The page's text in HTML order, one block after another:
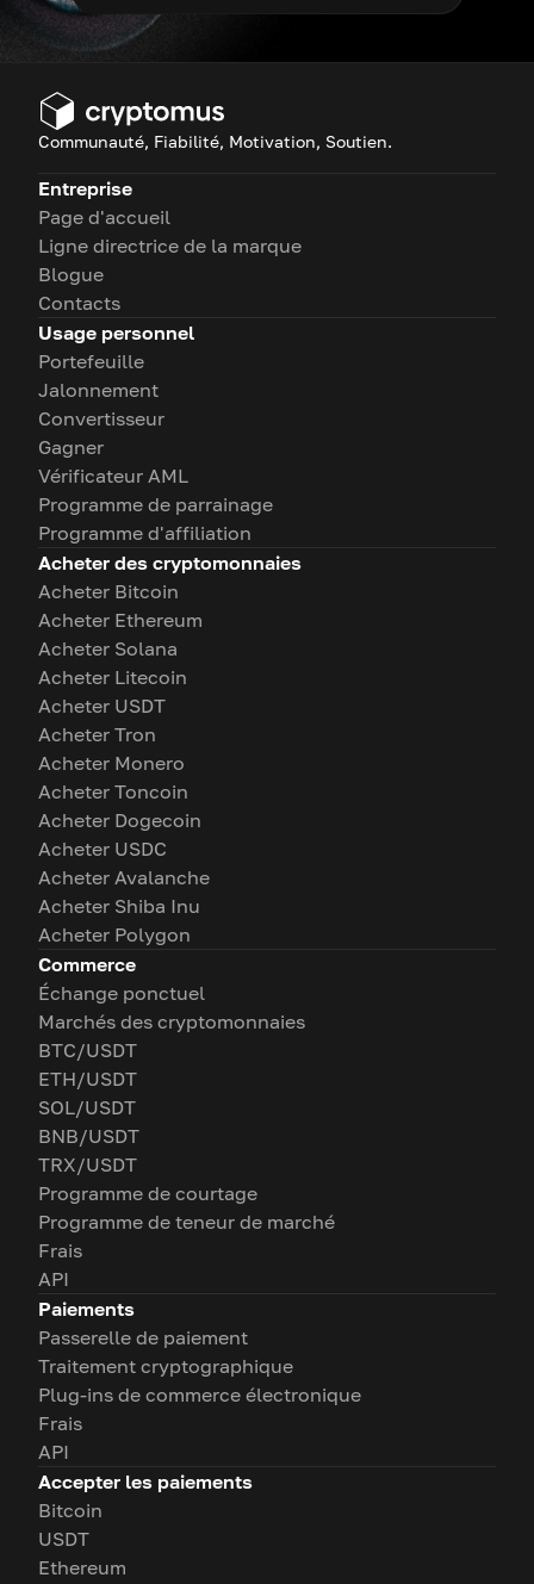
Communauté, Fiabilité, Motivation, Soutien.
Entreprise
Page d'accueil
Ligne directrice de la marque
Blogue
Contacts
Usage personnel
Portefeuille
Jalonnement
Convertisseur
Gagner
Vérificateur AML
Programme de parrainage
Programme d'affiliation
Acheter des cryptomonnaies
Acheter Bitcoin
Acheter Ethereum
Acheter Solana
Acheter Litecoin
Acheter USDT
Acheter Tron
Acheter Monero
Acheter Toncoin
Acheter Dogecoin
Acheter USDC
Acheter Avalanche
Acheter Shiba Inu
Acheter Polygon
Commerce
Échange ponctuel
Marchés des cryptomonnaies
BTC/USDT
ETH/USDT
SOL/USDT
BNB/USDT
TRX/USDT
Programme de courtage
Programme de teneur de marché
Frais
API
Paiements
Passerelle de paiement
Traitement cryptographique
Plug-ins de commerce électronique
Frais
API
Accepter les paiements
Bitcoin
USDT
Ethereum